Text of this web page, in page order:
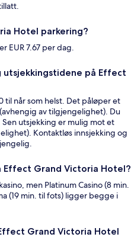
Hotel parkering?
EUR 7.67 per dag.
utsjekkingstidene på Effect
til når som helst. Det påløper et
av tilgjengelighet). Du
Sen utsjekking er mulig mot et
Kontaktløs innsjekking og
Effect Grand Victoria Hotel?
men Platinum Casino (8 min.
(19 min. til fots) ligger begge i
Grand Victoria Hotel